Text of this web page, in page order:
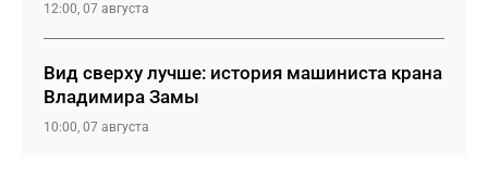
12:00, 07 августа
Вид сверху лучше: история машиниста крана
Владимира Замы
10:00, 07 августа